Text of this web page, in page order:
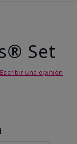
Set
Escribir una opinión